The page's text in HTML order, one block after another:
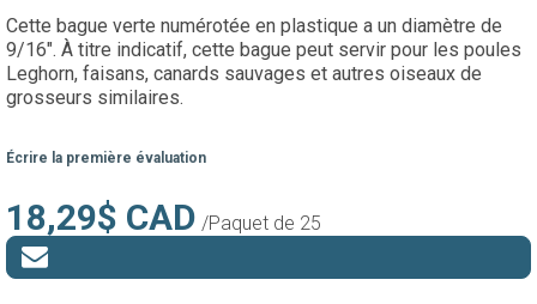
Cette bague verte numérotée en plastique a un diamètre de
9/16". À titre indicatif, cette bague peut servir pour les poules
Leghorn, faisans, canards sauvages et autres oiseaux de
grosseurs similaires.
Écrire la première évaluation
18,29$ CAD /Paquet de 25